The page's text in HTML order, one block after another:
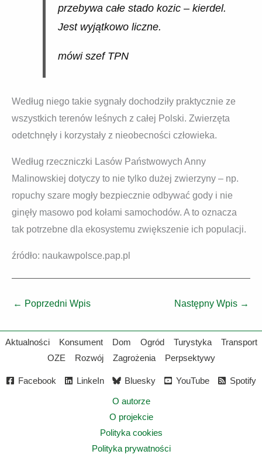
przebywa całe stado kozic – kierdel.
Jest wyjątkowo liczne.
mówi szef TPN
Według niego takie sygnały dochodziły praktycznie ze
wszystkich terenów leśnych z całej Polski. Zwierzęta
odetchnęły i korzystały z nieobecności człowieka.
Według rzeczniczki Lasów Państwowych Anny
Malinowskiej dotyczy to nie tylko dużej zwierzyny – np.
ropuchy szare mogły bezpiecznie odbywać gody i nie
ginęły masowo pod kołami samochodów. A to oznacza
tak potrzebne dla ekosystemu zwiększenie ich populacji.
źródło: naukawpolsce.pap.pl
← Poprzedni Wpis Następny Wpis →
Aktualności Konsument Dom Ogród Turystyka
Transport
OZE
Rozwój Zagrożenia Perpsektywy
Facebook LinkeIn Bluesky YouTube Spotify
O autorze
O projekcie
Polityka cookies
Polityka prywatności